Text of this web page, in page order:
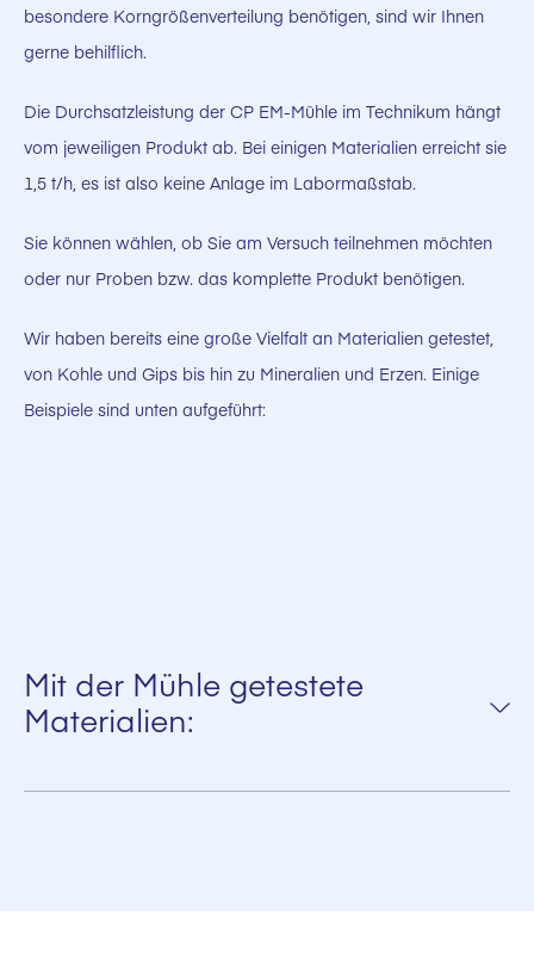
besondere Korngrößenverteilung benötigen, sind wir Ihnen
gerne behilflich.
Die Durchsatzleistung der CP EM-Mühle im Technikum hängt
vom jeweiligen Produkt ab. Bei einigen Materialien erreicht sie
1,5 t/h, es ist also keine Anlage im Labormaßstab.
Sie können wählen, ob Sie am Versuch teilnehmen möchten
oder nur Proben bzw. das komplette Produkt benötigen.
Wir haben bereits eine große Vielfalt an Materialien getestet,
von Kohle und Gips bis hin zu Mineralien und Erzen. Einige
Beispiele sind unten aufgeführt:
Mit der Mühle getestete
Materialien:
Tonerde